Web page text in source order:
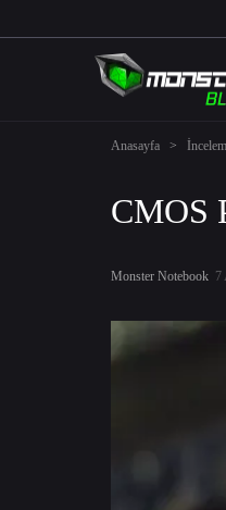
Anasayfa >
CMOS
Monster Notebook 7